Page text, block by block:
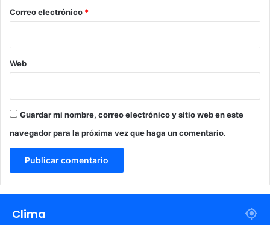
*
Correo electrónico *
Web
Guardar mi nombre, correo electrónico y sitio web en este
navegador para la próxima vez que haga un comentario.
Clima